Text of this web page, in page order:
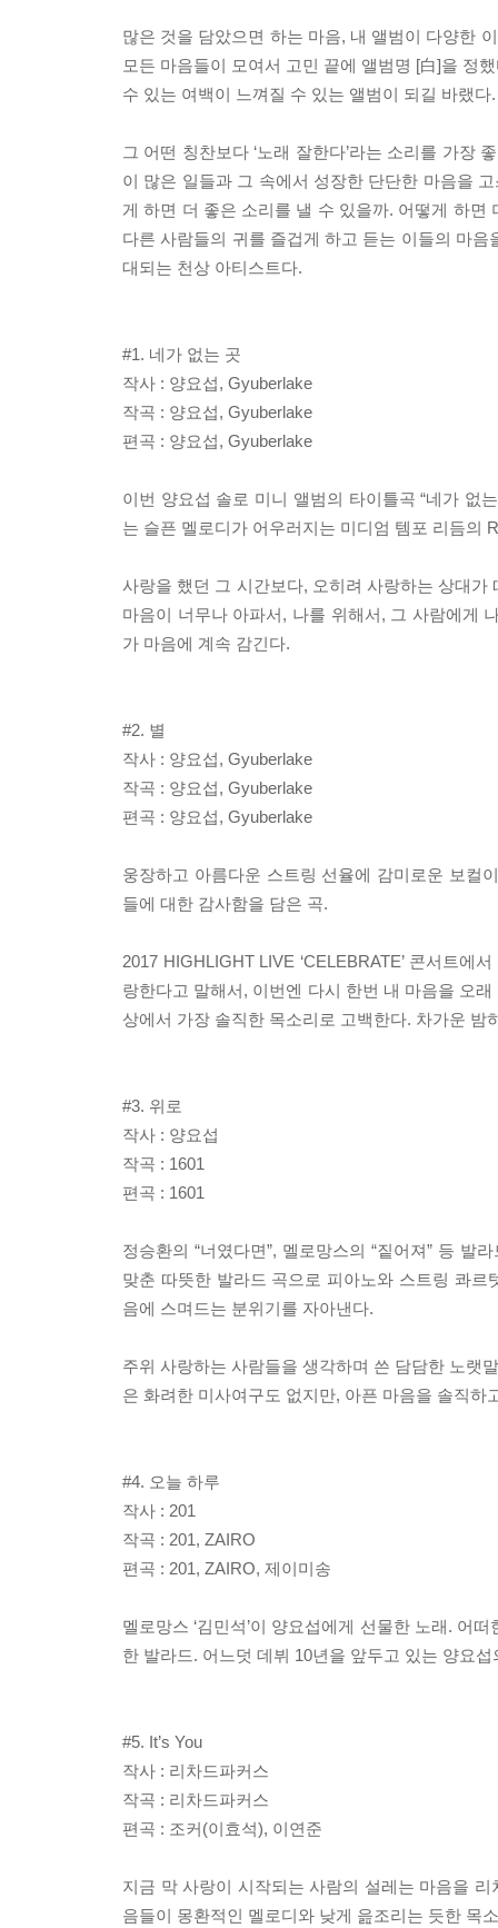
많은 것을 담았으면 하는 마음, 내 앨범이 다양한
모든 마음들이 모여서 고민 끝에 앨범명 [白]을 정
수 있는 여백이 느껴질 수 있는 앨범이 되길 바랬다.
그 어떤 칭찬보다 ‘노래 잘한다’라는 소리를 가장
이 많은 일들과 그 속에서 성장한 단단한 마음을
게 하면 더 좋은 소리를 낼 수 있을까. 어떻게 하
다른 사람들의 귀를 즐겁게 하고 듣는 이들의 마
대되는 천상 아티스트다.
#1. 네가 없는 곳
작사 : 양요섭, Gyuberlake
작곡 : 양요섭, Gyuberlake
편곡 : 양요섭, Gyuberlake
이번 양요섭 솔로 미니 앨범의 타이틀곡 “네가 없
는 슬픈 멜로디가 어우러지는 미디엄 템포 리듬의
사랑을 했던 그 시간보다, 오히려 사랑하는 상대
마음이 너무나 아파서, 나를 위해서, 그 사람에게
가 마음에 계속 감긴다.
#2. 별
작사 : 양요섭, Gyuberlake
작곡 : 양요섭, Gyuberlake
편곡 : 양요섭, Gyuberlake
웅장하고 아름다운 스트링 선율에 감미로운 보컬
들에 대한 감사함을 담은 곡.
2017 HIGHLIGHT LIVE ‘CELEBRATE’ 콘서트에
랑한다고 말해서, 이번엔 다시 한번 내 마음을 오
상에서 가장 솔직한 목소리로 고백한다. 차가운
#3. 위로
작사 : 양요섭
작곡 : 1601
편곡 : 1601
정승환의 “너였다면”, 멜로망스의 “짙어져” 등
맞춘 따뜻한 발라드 곡으로 피아노와 스트링 콰
음에 스며드는 분위기를 자아낸다.
주위 사랑하는 사람들을 생각하며 쓴 담담한 노랫
은 화려한 미사여구도 없지만, 아픈 마음을 솔직
#4. 오늘 하루
작사 : 201
작곡 : 201, ZAIRO
편곡 : 201, ZAIRO, 제이미송
멜로망스 ‘김민석’이 양요섭에게 선물한 노래. 어
한 발라드. 어느덧 데뷔 10년을 앞두고 있는 양요
#5. It’s You
작사 : 리차드파커스
작곡 : 리차드파커스
편곡 : 조커(이효석), 이연준
지금 막 사랑이 시작되는 사람의 설레는 마음을
음들이 몽환적인 멜로디와 낮게 읊조리는 듯한 목